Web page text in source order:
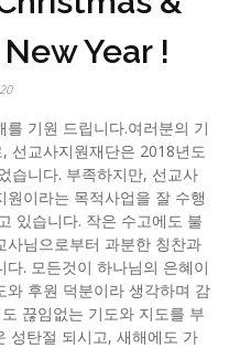
Year !
를 기원 드립니다.여러분의 기
선교사지원재단은 2018년도
습니다. 부족하지만, 선교사
원이라는 목적사업을 잘 수행
있습니다. 작은 수고에도 불
사님으로부터 과분한 칭찬과
다. 모든것이 하나님의 은혜이
와 후원 덕분이라 생각하며 감
끊임없는 기도와 지도를 부
성탄절 되시고, 새해에도 가